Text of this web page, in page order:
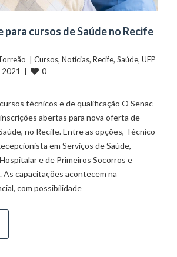
para cursos de Saúde no Recife
Torreão  |
Cursos, Notícias, Recife, Saúde, UEP
2021  |
0
técnicos e de qualificação O Senac
abertas para nova oferta de
no Recife. Entre as opções, Técnico
em Serviços de Saúde,
e de Primeiros Socorros e
As capacitações acontecem na
com possibilidade